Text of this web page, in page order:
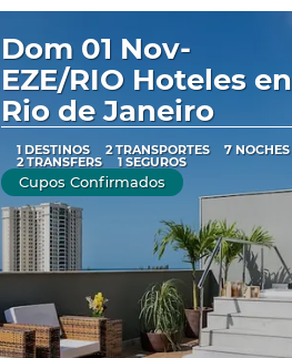
Ver
Dom 01 Nov-
EZE/RIO Hoteles en
Rio de Janeiro
1 DESTINOS 2 TRANSPORTES 7 NOCHES
2 TRANSFERS 1 SEGUROS
Cupos Confirmados